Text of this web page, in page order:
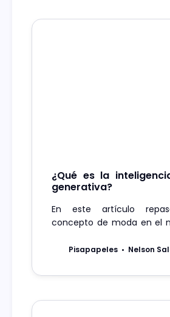
¿Qué es la
generativa?
En este artículo
concepto de moda en el
Pisapapeles Nelson